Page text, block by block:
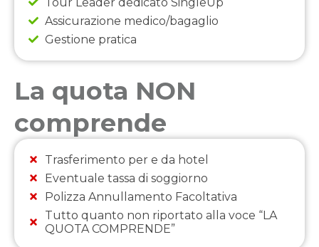
Assicurazione medico/bagaglio
Gestione pratica
La quota NON
comprende
Trasferimento per e da hotel
Eventuale tassa di soggiorno
Polizza Annullamento Facoltativa
Tutto quanto non riportato alla voce “LA
QUOTA COMPRENDE”